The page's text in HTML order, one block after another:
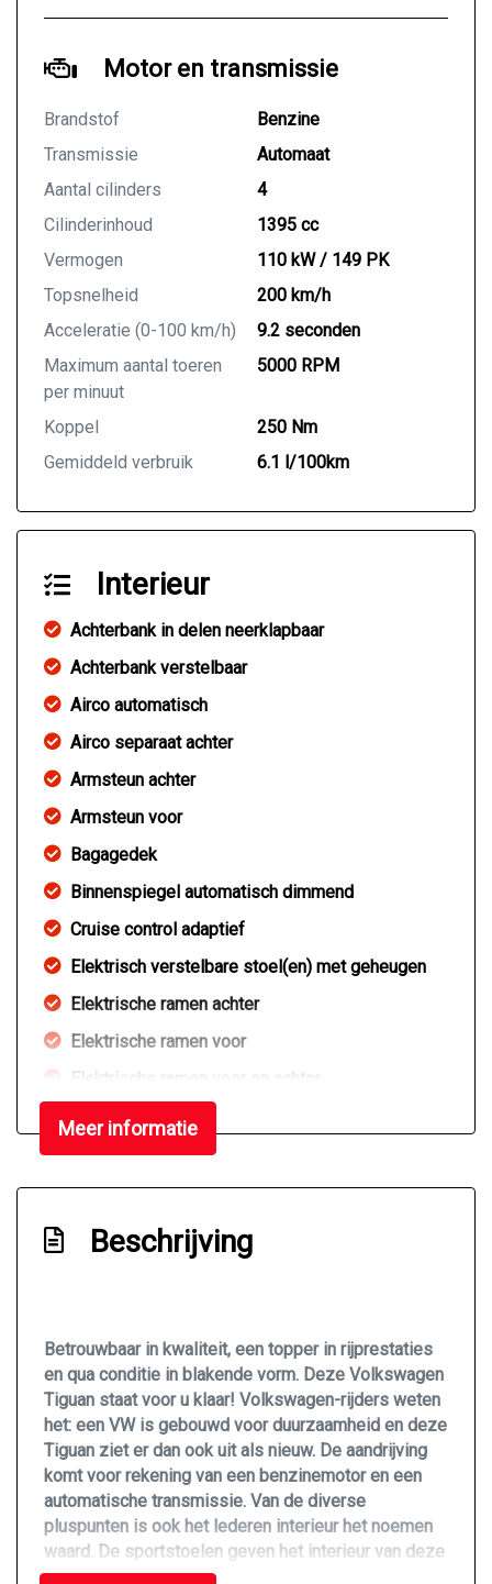
Motor en transmissie
Brandstof
Benzine
Transmissie
Automaat
Aantal cilinders
4
Cilinderinhoud
1395 cc
Vermogen
110 kW / 149 PK
Topsnelheid
200 km/h
Acceleratie (0-100 km/h)
9.2 seconden
Maximum aantal toeren
per minuut
5000 RPM
Koppel
250 Nm
Gemiddeld verbruik
6.1 l/100km
Interieur
Achterbank in delen neerklapbaar
Achterbank verstelbaar
Airco automatisch
Airco separaat achter
Armsteun achter
Armsteun voor
Bagagedek
Binnenspiegel automatisch dimmend
Cruise control adaptief
Elektrisch verstelbare stoel(en) met geheugen
Elektrische ramen achter
Elektrische ramen voor
Elektrische ramen voor en achter
Hoofdsteunen anti-whiplash
Lederen bekleding
Lederen versnellingspook
Lendesteun(en) verstelbaar
Stuur verstelbaar
Stuurbekrachtiging snelheidsafhankelijk
Velours bekleding
Voorstoelen in hoogte verstelbaar
Voorstoelen verwarmd
Overige
Meer informatie
Beschrijving
Betrouwbaar in kwaliteit, een topper in rijprestaties
en qua conditie in blakende vorm. Deze Volkswagen
Tiguan staat voor u klaar! Volkswagen-rijders weten
het: een VW is gebouwd voor duurzaamheid en deze
Tiguan ziet er dan ook uit als nieuw. De aandrijving
komt voor rekening van een benzinemotor en een
automatische transmissie. Van de diverse
pluspunten is ook het lederen interieur het noemen
waard. De sportstoelen geven het interieur van deze
Tiguan een super strakke en sportieve uitstraling.